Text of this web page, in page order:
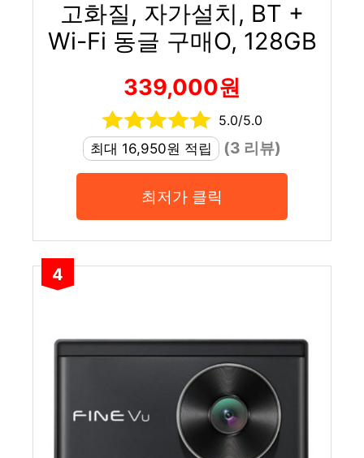
고화질, 자가설치, BT +
Wi-Fi 동글 구매O, 128GB
339,000원
5.0/5.0
최대 16,950원 적립
(3 리뷰)
최저가 클릭
4